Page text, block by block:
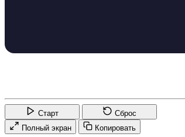
Старт
Сброс
Полный экран
Копировать